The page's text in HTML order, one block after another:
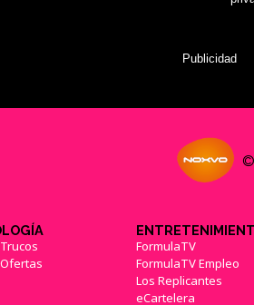
Publicidad
©
FormulaTV
FormulaTV Empleo
Los Replicantes
eCartelera